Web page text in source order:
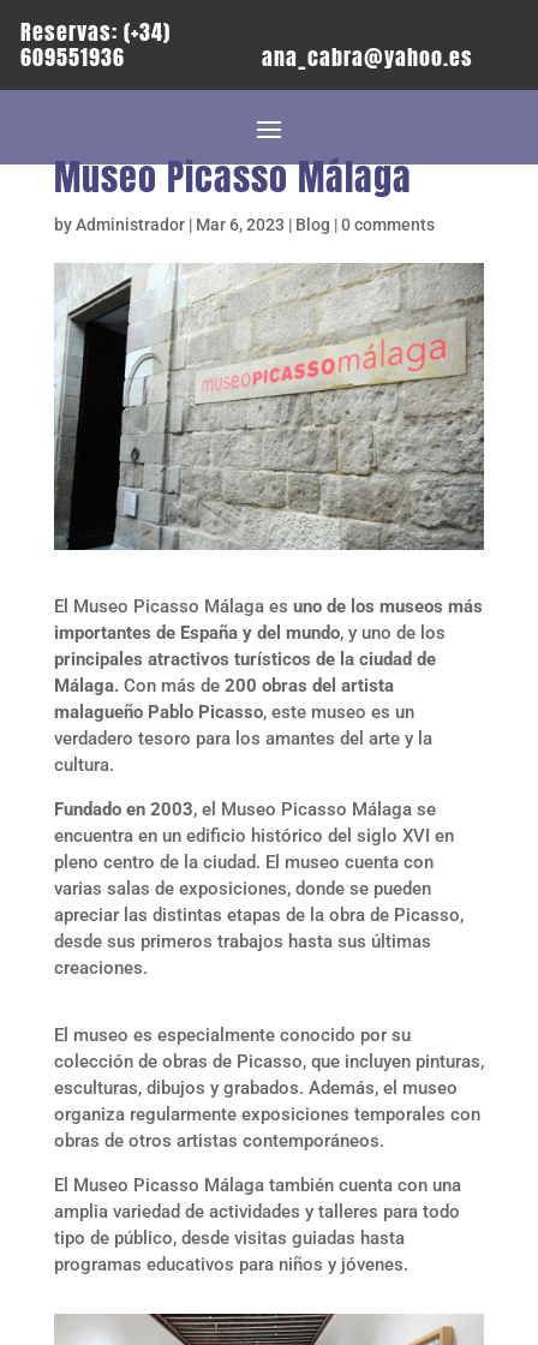
Reservas: (+34)
609551936 ana_cabra@yahoo.es
Museo Picasso Málaga
byAdministrador| Mar 6, 2023 | Blog |0 comments
El Museo Picasso Málaga es uno de los museos más
importantes de España y del mundo, y uno de los
principales atractivos turísticos de la ciudad de
Málaga. Con más de 200 obras del artista
malagueño Pablo Picasso, este museo es un
verdadero tesoro para los amantes del arte y la
cultura.
Fundado en 2003, el Museo Picasso Málaga se
encuentra en un edificio histórico del siglo XVI en
pleno centro de la ciudad. El museo cuenta con
varias salas de exposiciones, donde se pueden
apreciar las distintas etapas de la obra de Picasso,
desde sus primeros trabajos hasta sus últimas
creaciones.
El museo es especialmente conocido por su
colección de obras de Picasso, que incluyen pinturas,
esculturas, dibujos y grabados. Además, el museo
organiza regularmente exposiciones temporales con
obras de otros artistas contemporáneos.
El Museo Picasso Málaga también cuenta con una
amplia variedad de actividades y talleres para todo
tipo de público, desde visitas guiadas hasta
programas educativos para niños y jóvenes.